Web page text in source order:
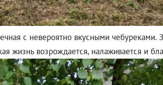
с невероятно вкусными чебуреками.
жизнь возрождается, налаживается и